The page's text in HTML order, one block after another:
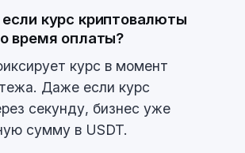
курс криптовалюты
время оплаты?
курс в момент
Даже если курс
секунду, бизнес уже
сумму в USDT.